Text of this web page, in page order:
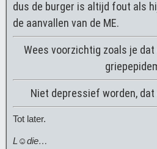
dus de burger is altijd fout als
de aanvallen van de ME.
Wees voorzichtig zoals je
Niet depressief worden,
Tot later.
L☺die…